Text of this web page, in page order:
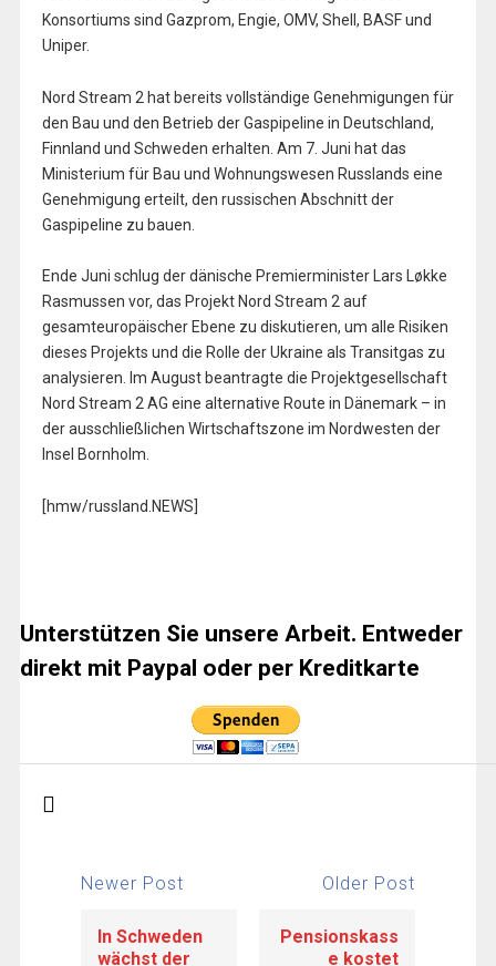
Konsortiums sind Gazprom, Engie, OMV, Shell, BASF und
Uniper.
Nord Stream 2 hat bereits vollständige Genehmigungen für
den Bau und den Betrieb der Gaspipeline in Deutschland,
Finnland und Schweden erhalten. Am 7. Juni hat das
Ministerium für Bau und Wohnungswesen Russlands eine
Genehmigung erteilt, den russischen Abschnitt der
Gaspipeline zu bauen.
Ende Juni schlug der dänische Premierminister Lars Løkke
Rasmussen vor, das Projekt Nord Stream 2 auf
gesamteuropäischer Ebene zu diskutieren, um alle Risiken
dieses Projekts und die Rolle der Ukraine als Transitgas zu
analysieren. Im August beantragte die Projektgesellschaft
Nord Stream 2 AG eine alternative Route in Dänemark – in
der ausschließlichen Wirtschaftszone im Nordwesten der
Insel Bornholm.
[hmw/russland.NEWS]
Unterstützen Sie unsere Arbeit. Entweder
direkt mit Paypal oder per Kreditkarte
Newer Post
In Schweden
wächst der
Older Post
Pensionskass
e kostet